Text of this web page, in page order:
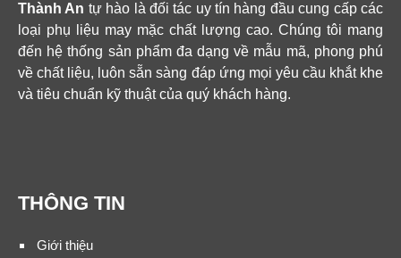
Thành An tự hào là đối tác uy tín hàng đầu cung cấp các
loại phụ liệu may mặc chất lượng cao. Chúng tôi mang
đến hệ thống sản phẩm đa dạng về mẫu mã, phong phú
về chất liệu, luôn sẵn sàng đáp ứng mọi yêu cầu khắt khe
và tiêu chuẩn kỹ thuật của quý khách hàng.
THÔNG TIN
Giới thiệu